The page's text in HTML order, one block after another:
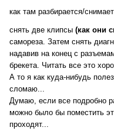
как там разбирается/
снять две клипсы (как они
самореза. Затем снять
надавив на конец с
брекета. Читать все это
А то я как куда-нибудь
сломаю...
Думаю, если все подробно
можно было бы поместить
проходят...